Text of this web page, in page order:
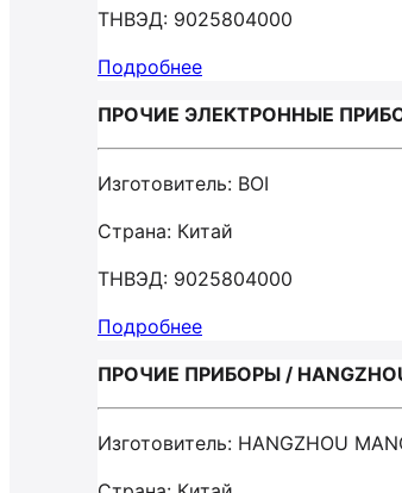
ТНВЭД: 9025804000
Подробнее
ПРОЧИЕ ЭЛЕКТРОННЫЕ
Изготовитель: BOI
Страна: Китай
ТНВЭД: 9025804000
Подробнее
ПРОЧИЕ ПРИБОРЫ / HANGZHOU
Изготовитель: HANGZHOU